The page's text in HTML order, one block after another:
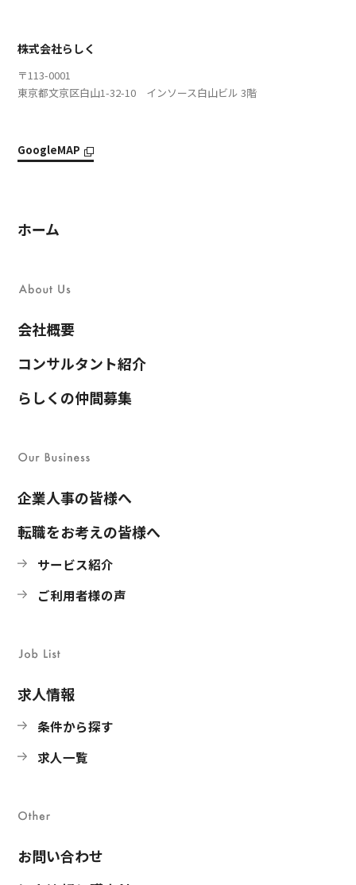
株式会社らしく
〒113-0001
東京都文京区白山1-32-10 インソース白山ビル 3階
GoogleMAP
ホーム
会社概要
コンサルタント紹介
らしくの仲間募集
企業人事の皆様へ
転職をお考えの皆様へ
サービス紹介
ご利用者様の声
求人情報
条件から探す
求人一覧
お問い合わせ